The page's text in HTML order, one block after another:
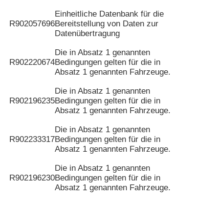
R902057696
Einheitliche Datenbank für die
Bereitstellung von Daten zur
Datenübertragung
R902220674
Die in Absatz 1 genannten
Bedingungen gelten für die in
Absatz 1 genannten Fahrzeuge.
R902196235
Die in Absatz 1 genannten
Bedingungen gelten für die in
Absatz 1 genannten Fahrzeuge.
R902233317
Die in Absatz 1 genannten
Bedingungen gelten für die in
Absatz 1 genannten Fahrzeuge.
R902196230
Die in Absatz 1 genannten
Bedingungen gelten für die in
Absatz 1 genannten Fahrzeuge.